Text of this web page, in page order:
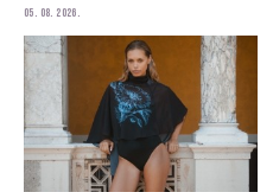
05. 08. 2026.